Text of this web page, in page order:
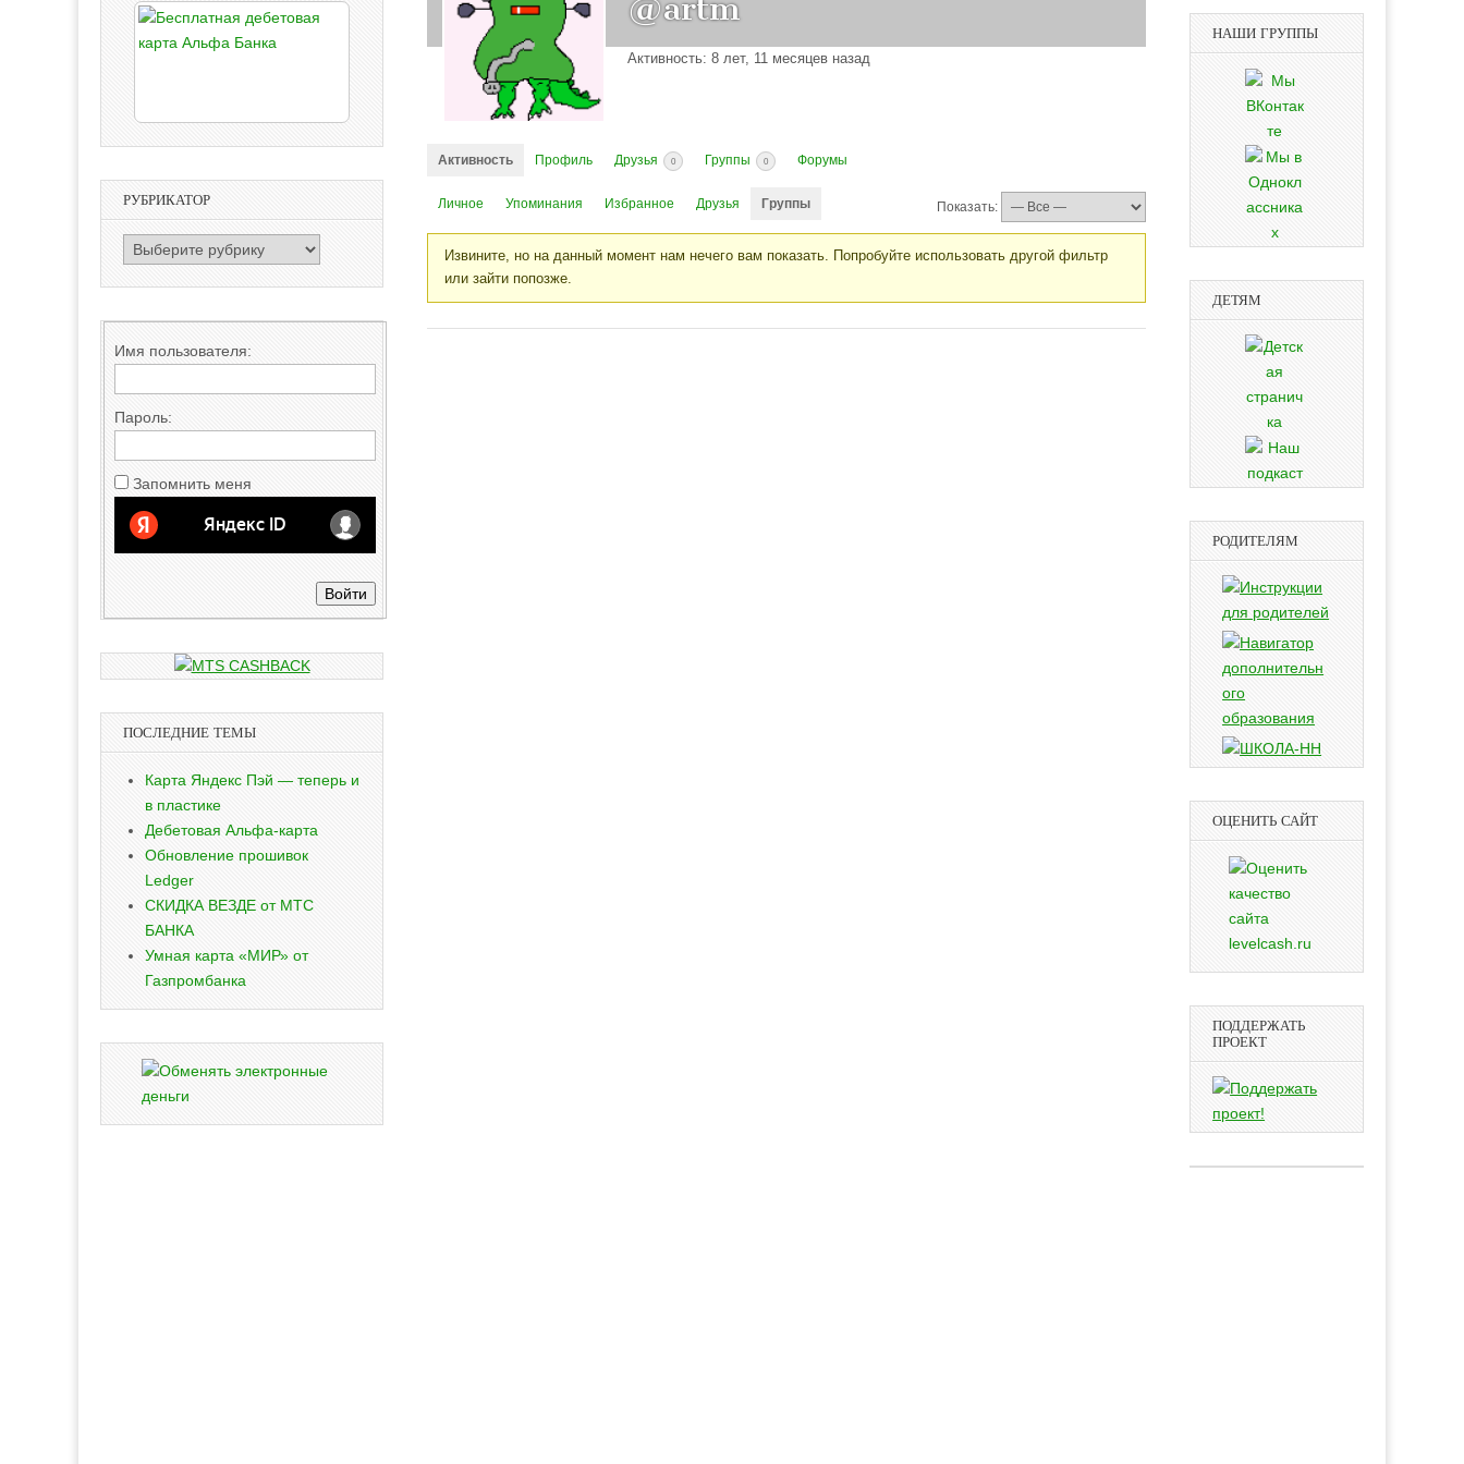
@artm
Активность: 8 лет, 11 месяцев назад
Активность Профиль Друзья 0 Группы 0 Форумы
Личное Упоминания Избранное Друзья Группы Показать:
Извините, но на данный момент нам нечего вам показать. Попробуйте использовать другой фильтр
или зайти попозже.
РУБРИКАТОР
РУБРИКАТОР
Имя пользователя:
Пароль:
Запомнить меня
Войти
ПОСЛЕДНИЕ ТЕМЫ
Карта Яндекс Пэй — теперь и
в пластике
Дебетовая Альфа-карта
Обновление прошивок
Ledger
СКИДКА ВЕЗДЕ от МТС
БАНКА
Умная карта «МИР» от
Газпромбанка
НАШИ ГРУППЫ
ДЕТЯМ
РОДИТЕЛЯМ
ОЦЕНИТЬ САЙТ
ПОДДЕРЖАТЬ
ПРОЕКТ